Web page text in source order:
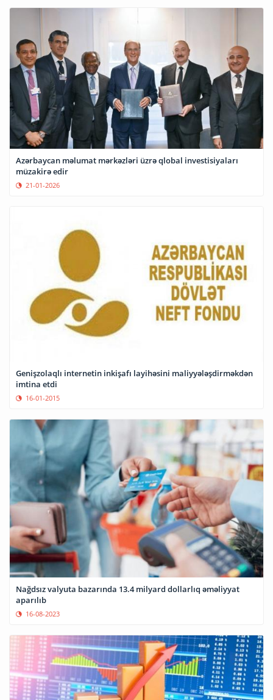
Azərbaycan məlumat mərkəzləri üzrə qlobal investisiyaları
müzakirə edir
21-01-2026
Genişzolaqlı internetin inkişafı layihəsini maliyyələşdirməkdən
imtina etdi
16-01-2015
Nağdsız valyuta bazarında 13.4 milyard dollarlıq əməliyyat
aparılıb
16-08-2023